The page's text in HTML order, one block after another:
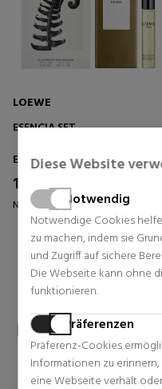
Diese Website
Notwendig
Notwendige Cookies
zu machen, indem sie
und Zugriff auf sichere
Die Webseite kann ohne
funktionieren.
Präferenzen
Präferenz-Cookies
Informationen zu
eine Webseite verhält
LOEWE
ESENCIA SET
Eau de Toilette
111,31 €
Normal Preis 176,03 €
5 Rezensionen